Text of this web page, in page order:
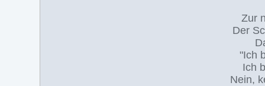
Zur
Der
"Ich
Ich
Nein,